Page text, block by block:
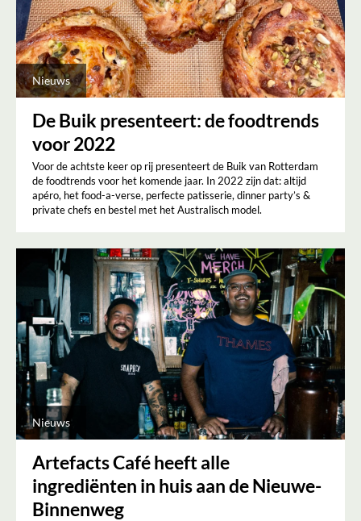
Nieuws
De Buik presenteert: de foodtrends
voor 2022
Voor de achtste keer op rij presenteert de Buik van Rotterdam
de foodtrends voor het komende jaar. In 2022 zijn dat: altijd
apéro, het food-a-verse, perfecte patisserie, dinner party’s &
private chefs en bestel met het Australisch model.
Nieuws
Artefacts Café heeft alle
ingrediënten in huis aan de Nieuwe-
Binnenweg